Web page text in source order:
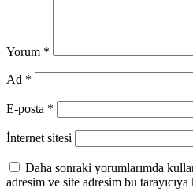
Yorum *
Ad *
E-posta *
İnternet sitesi
Daha sonraki yorumlarımda
adresim ve site adresim bu